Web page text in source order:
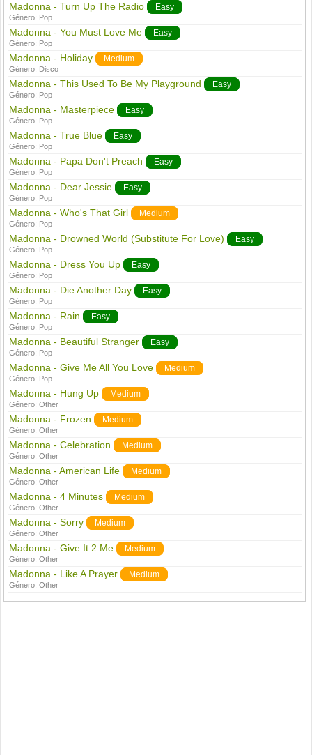
Madonna - Turn Up The Radio Easy
Género: Pop
Madonna - You Must Love Me Easy
Género: Pop
Madonna - Holiday Medium
Género: Disco
Madonna - This Used To Be My Playground Easy
Género: Pop
Madonna - Masterpiece Easy
Género: Pop
Madonna - True Blue Easy
Género: Pop
Madonna - Papa Don't Preach Easy
Género: Pop
Madonna - Dear Jessie Easy
Género: Pop
Madonna - Who's That Girl Medium
Género: Pop
Madonna - Drowned World (Substitute For Love) Easy
Género: Pop
Madonna - Dress You Up Easy
Género: Pop
Madonna - Die Another Day Easy
Género: Pop
Madonna - Rain Easy
Género: Pop
Madonna - Beautiful Stranger Easy
Género: Pop
Madonna - Give Me All You Love Medium
Género: Pop
Madonna - Hung Up Medium
Género:Other
Madonna - Frozen Medium
Género:Other
Madonna - Celebration Medium
Género:Other
Madonna - American Life Medium
Género:Other
Madonna - 4 Minutes Medium
Género:Other
Madonna - Sorry Medium
Género:Other
Madonna - Give It 2 Me Medium
Género:Other
Madonna - Like A Prayer Medium
Género:Other